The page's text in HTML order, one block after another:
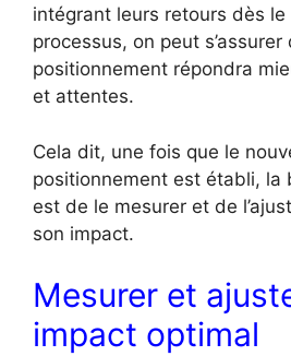
intégrant leurs retours dès
processus, on peut
positionnement répondra
et attentes.
Cela dit, une fois que le
positionnement est établi, la
est de le mesurer et de
son impact.
Mesurer et
impact optimal